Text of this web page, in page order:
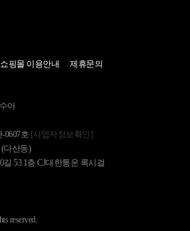
쇼핑몰 이용안내 제휴문의
아
0607호 [사업자정보확인]
(다산동)
53 1층 CJ대한통운 록시걸
reserved.